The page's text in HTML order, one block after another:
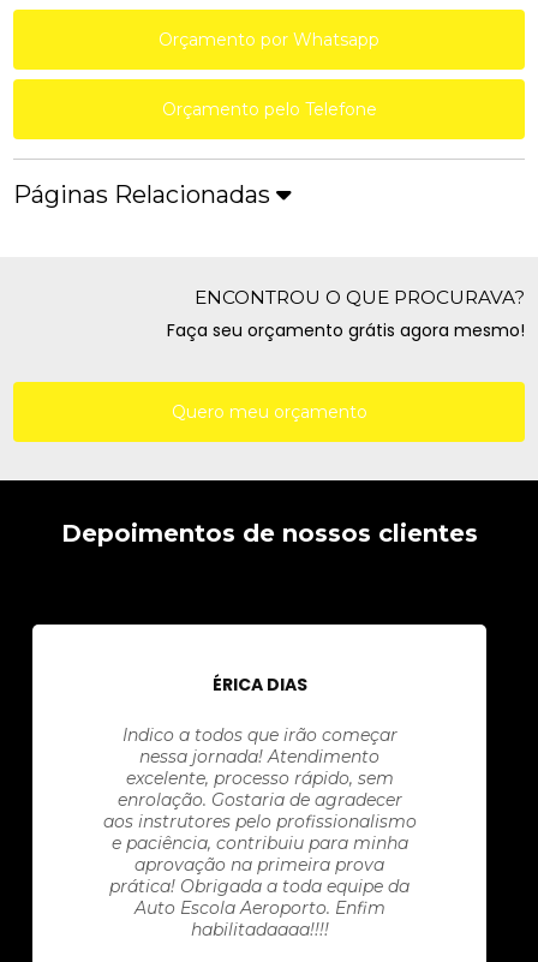
Orçamento por Whatsapp
Orçamento pelo Telefone
Páginas Relacionadas
ENCONTROU O QUE PROCURAVA?
Faça seu orçamento grátis agora mesmo!
Quero meu orçamento
Depoimentos de nossos clientes
ÉRICA DIAS
Indico a todos que irão começar
nessa jornada! Atendimento
excelente, processo rápido, sem
enrolação. Gostaria de agradecer
aos instrutores pelo profissionalismo
e paciência, contribuiu para minha
aprovação na primeira prova
prática! Obrigada a toda equipe da
Auto Escola Aeroporto. Enfim
habilitadaaaa!!!!